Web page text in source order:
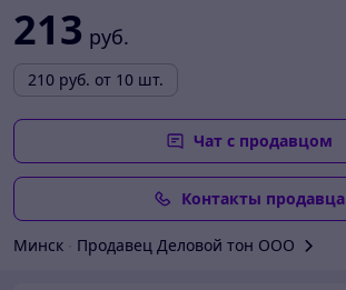
213 руб.
210 руб. от 10 шт.
Чат с продавцом
Контакты продавца
Минск Продавец Деловой тон ООО